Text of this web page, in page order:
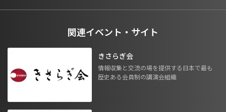
関連イベント・サイト
きさらぎ会
情報収集と交流の場を提供する日本で最も
歴史ある会員制の講演会組織